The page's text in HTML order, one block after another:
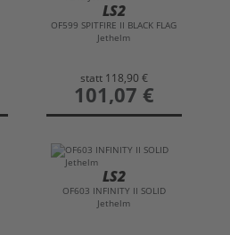
LS2
OF599 SPITFIRE II BLACK FLAG
Jethelm
statt 118,90 €
preis
101,07 €
LS2
OF603 INFINITY II SOLID
Jethelm